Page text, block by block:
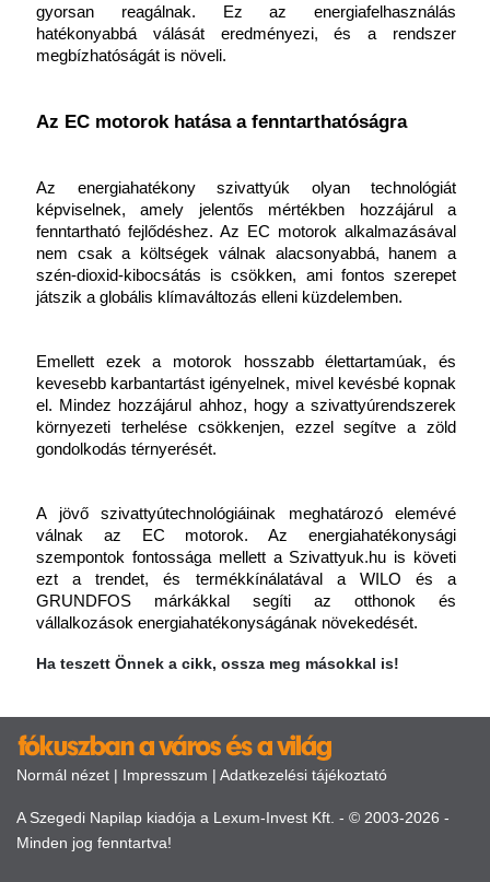
gyorsan reagálnak. Ez az energiafelhasználás
hatékonyabbá válását eredményezi, és a rendszer
megbízhatóságát is növeli.
Az EC motorok hatása a fenntarthatóságra
Az energiahatékony
szivattyúk olyan technológiát
képviselnek, amely jelentős mértékben hozzájárul a
fenntartható fejlődéshez. Az EC motorok alkalmazásával
nem csak a költségek válnak alacsonyabbá, hanem a
szén-dioxid-kibocsátás is csökken, ami fontos szerepet
játszik a globális klímaváltozás elleni küzdelemben.
Emellett ezek a motorok hosszabb élettartamúak, és
kevesebb karbantartást igényelnek, mivel kevésbé kopnak
el. Mindez hozzájárul ahhoz, hogy a szivattyúrendszerek
környezeti terhelése csökkenjen, ezzel segítve a zöld
gondolkodás térnyerését.
A jövő szivattyútechnológiáinak meghatározó elemévé
válnak az EC motorok. Az energiahatékonysági
szempontok fontossága mellett a Szivattyuk.hu is követi
ezt a trendet, és termékkínálatával a WILO és a
GRUNDFOS márkákkal segíti az otthonok és
vállalkozások energiahatékonyságának növekedését.
Ha teszett Önnek a cikk, ossza meg másokkal is!
Normál nézet | Impresszum | Adatkezelési tájékoztató
A Szegedi Napilap kiadója a Lexum-Invest Kft. - © 2003-2026 -
Minden jog fenntartva!